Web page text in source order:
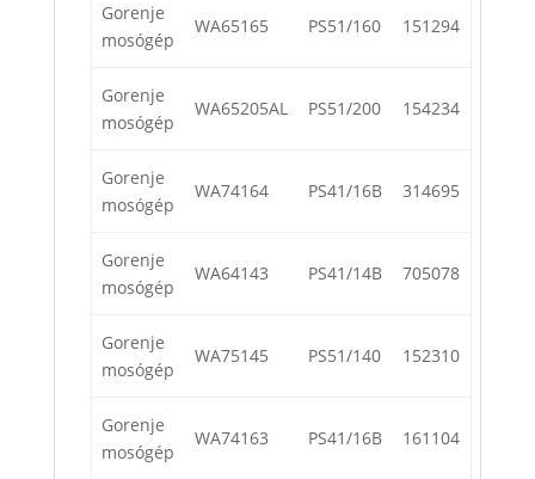
Gorenje
mosógép
WA65165 PS51/160 151294
Gorenje
mosógép
WA65205AL PS51/200 154234
Gorenje
mosógép
WA74164 PS41/16B 314695
Gorenje
mosógép
WA64143 PS41/14B 705078
Gorenje
mosógép
WA75145 PS51/140 152310
Gorenje
mosógép
WA74163 PS41/16B 161104